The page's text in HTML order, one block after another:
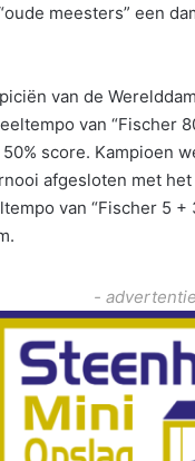
meesters” een
van de
van “Fischer
score. Kampioen
afgesloten met
van “Fischer 5
-